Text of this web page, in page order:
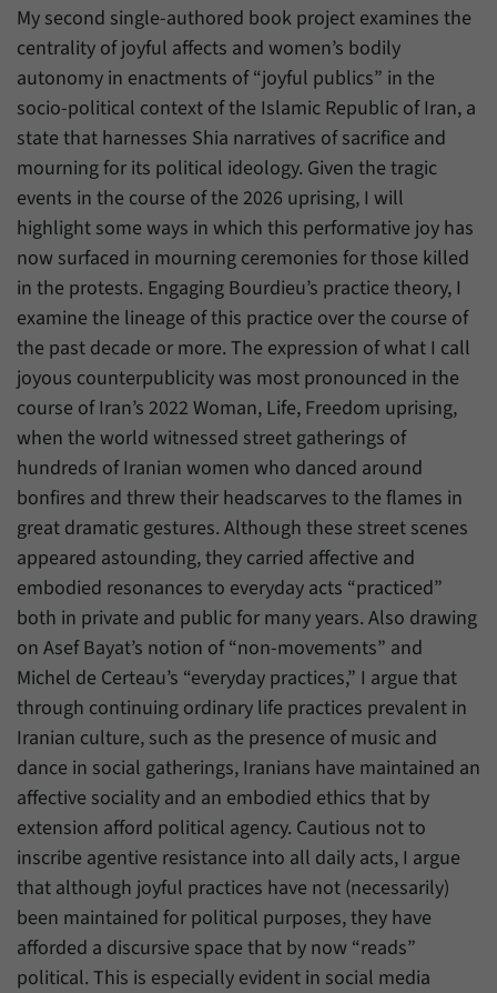
My second single-authored book project examines the
centrality of joyful affects and women’s bodily
autonomy in enactments of “joyful publics” in the
socio-political context of the Islamic Republic of Iran, a
state that harnesses Shia narratives of sacrifice and
mourning for its political ideology. Given the tragic
events in the course of the 2026 uprising, I will
highlight some ways in which this performative joy has
now surfaced in mourning ceremonies for those killed
in the protests. Engaging Bourdieu’s practice theory, I
examine the lineage of this practice over the course of
the past decade or more. The expression of what I call
joyous counterpublicity was most pronounced in the
course of Iran’s 2022 Woman, Life, Freedom uprising,
when the world witnessed street gatherings of
hundreds of Iranian women who danced around
bonfires and threw their headscarves to the flames in
great dramatic gestures. Although these street scenes
appeared astounding, they carried affective and
embodied resonances to everyday acts “practiced”
both in private and public for many years. Also drawing
on Asef Bayat’s notion of “non-movements” and
Michel de Certeau’s “everyday practices,” I argue that
through continuing ordinary life practices prevalent in
Iranian culture, such as the presence of music and
dance in social gatherings, Iranians have maintained an
affective sociality and an embodied ethics that by
extension afford political agency. Cautious not to
inscribe agentive resistance into all daily acts, I argue
that although joyful practices have not (necessarily)
been maintained for political purposes, they have
afforded a discursive space that by now “reads”
political. This is especially evident in social media
Zweck
Cookie-Einstellungen für diese Website zu
speichern.
Name SgCookieOptin.lastPreferences
Anbieter Forum Transregionale Studien e.V.
Laufzeit 1 Jahr
Zweck
Dieser Wert speichert Ihre Consent-
Einstellungen. Unter anderem eine zufällig
generierte ID, für die historische Speicherung
Ihrer vorgenommen Einstellungen, falls der
Webseiten-Betreiber dies eingestellt hat.
weitergegeben.
Name _pk_id
Anbieter Matomo
Laufzeit 13 Monate
Zweck
Mit diesem Cookie können wir Informationen
über Benutzer unserer Internetseite
speichern, zum Beispiel die Besucher-ID.
Name _pk_ref
Anbieter Matomo
Laufzeit 6 Monate
Zweck
Mit diesem Cookie können wir speichern, von
welcher Internetseite oder Suchmaschine
Besucher durch eine Verlinkung auf unsere
Internetseite weitergeleitet wurden.
Name _pk_ses
Anbieter Matomo
Laufzeit 30 Minuten
Zweck
Mit diesem Cookie können wir für kurze Zeit
Daten über den aktuellen Aufenthalt von
Besuchern auf unserer Internetseite
speichern.
Cookie-Informationen anzeigen